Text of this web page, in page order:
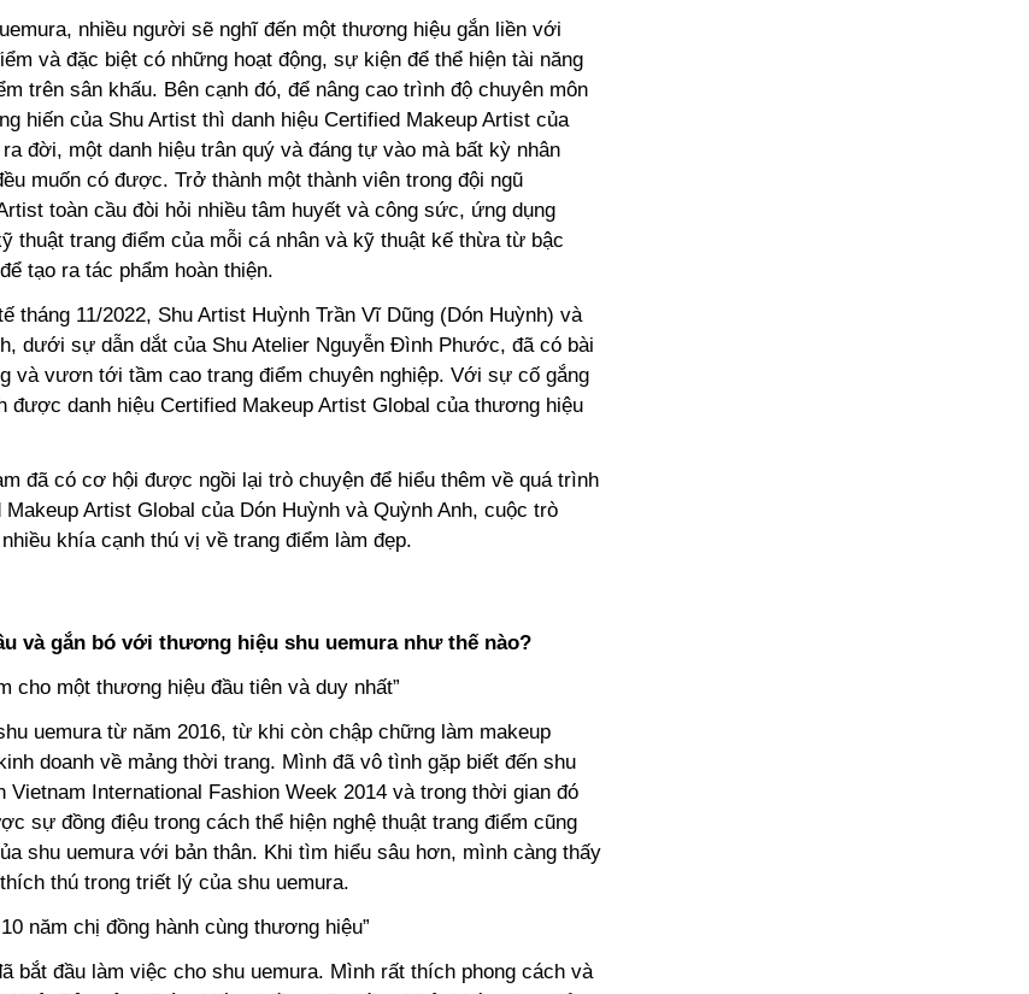
nhiều người sẽ nghĩ đến một thương hiệu gắn liền với
và đặc biệt có những hoạt động, sự kiện để thể hiện tài năng
trên sân khấu. Bên cạnh đó, để nâng cao trình độ chuyên môn
hiến của Shu Artist thì danh hiệu Certified Makeup Artist của
đời, một danh hiệu trân quý và đáng tự vào mà bất kỳ nhân
muốn có được. Trở thành một thành viên trong đội ngũ
toàn cầu đòi hỏi nhiều tâm huyết và công sức, ứng dụng
thuật trang điểm của mỗi cá nhân và kỹ thuật kế thừa từ bậc
tạo ra tác phẩm hoàn thiện.
tháng 11/2022, Shu Artist Huỳnh Trần Vĩ Dũng (Dón Huỳnh) và
dưới sự dẫn dắt của Shu Atelier Nguyễn Đình Phước, đã có bài
và vươn tới tầm cao trang điểm chuyên nghiệp. Với sự cố gắng
được danh hiệu Certified Makeup Artist Global của thương hiệu
đã có cơ hội được ngồi lại trò chuyện để hiểu thêm về quá trình
Artist Global của Dón Huỳnh và Quỳnh Anh, cuộc trò
khía cạnh thú vị về trang điểm làm đẹp.
và gắn bó với thương hiệu shu uemura như thế nào?
cho một thương hiệu đầu tiên và duy nhất”
uemura từ năm 2016, từ khi còn chập chững làm makeup
doanh về mảng thời trang. Mình đã vô tình gặp biết đến shu
Vietnam International Fashion Week 2014 và trong thời gian đó
sự đồng điệu trong cách thể hiện nghệ thuật trang điểm cũng
shu uemura với bản thân. Khi tìm hiểu sâu hơn, mình càng thấy
thú trong triết lý của shu uemura.
năm chị đồng hành cùng thương hiệu”
bắt đầu làm việc cho shu uemura. Mình rất thích phong cách và